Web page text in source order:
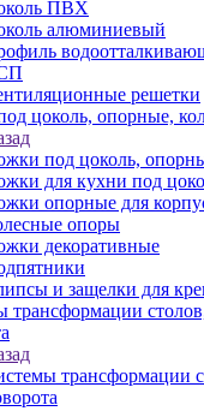
ПВХ
алюминиевый
решетки
цоколь, опорные,
под цоколь,
для кухни под
опорные для
опоры
декоративные
и защелки для
трансформации
трансформации